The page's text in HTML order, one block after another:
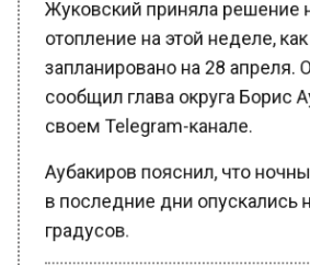
отопление на этой неделе,
запланировано на 28 апреля.
сообщил глава округа Борис
своем Telegram-канале.
в последние дни опускались
градусов.